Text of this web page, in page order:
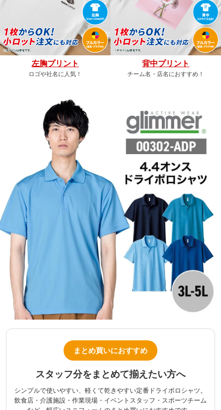
左胸プリント
ロゴや社名に人気！
背中プリント
チーム名・店名におすすめ！
まとめ買いにおすすめ
スタッフ分をまとめて揃えたい方へ
シンプルで使いやすい、軽くて乾きやすい定番ドライポロシャツ。
飲食店・介護施設・作業現場・イベントスタッフ・スポーツチーム